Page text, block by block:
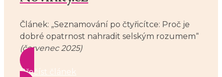
Článek: „Seznamování po čtyřicítce: Proč je
dobré opatrnost nahradit selským rozumem“
(červenec 2025)
Přečíst článek